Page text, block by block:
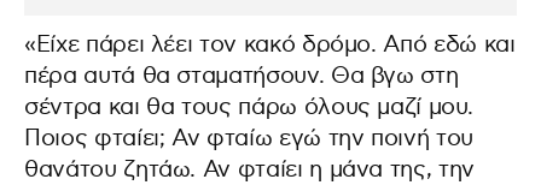
«Είχε πάρει λέει τον κακό δρόμο. Από εδώ και
πέρα αυτά θα σταματήσουν. Θα βγω στη
σέντρα και θα τους πάρω όλους μαζί μου.
Ποιος φταίει; Αν φταίω εγώ την ποινή του
θανάτου ζητάω. Αν φταίει η μάνα της, την